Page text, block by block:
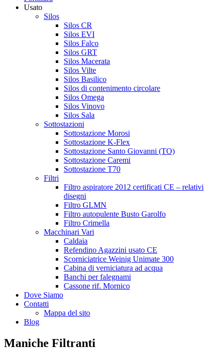
Usato
Silos
Silos CR
Silos EVI
Silos Falco
Silos GRT
Silos Macerata
Silos Vilte
Silos Basilico
Silos di contenimento circolare
Silos Omega
Silos Vinovo
Silos Sala
Sottostazioni
Sottostazione Morosi
Sottostazione K-Flex
Sottostazione Santo Giovanni (TO)
Sottostazione Caremi
Sottostazione T70
Filtri
Filtro aspiratore 2012 certificati CE – relativi
disegni
Filtro GLMN
Filtro autopulente Busto Garolfo
Filtro Crimella
Macchinari Vari
Caldaia
Refendino Agazzini usato CE
Scorniciatrice Weinig Unimate 300
Cabina di verniciatura ad acqua
Banchi per falegnami
Cassone rif. Mornico
Dove Siamo
Contatti
Mappa del sito
Blog
Maniche Filtranti